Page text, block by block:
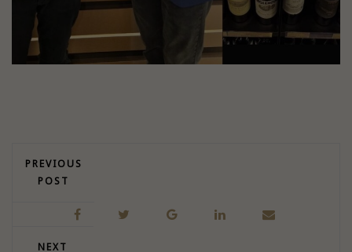
PREVIOUS
POST
NEXT